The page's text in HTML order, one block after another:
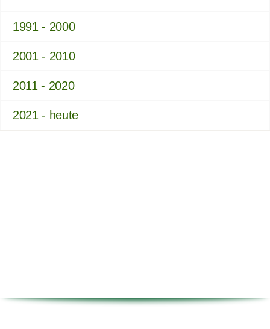
1991 - 2000
2001 - 2010
2011 - 2020
2021 - heute